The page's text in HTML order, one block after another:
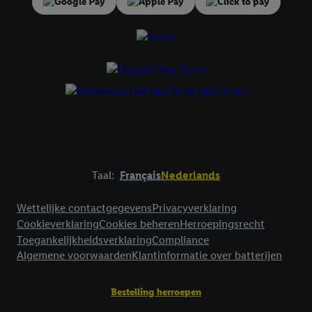
Taal: FrançaisNederlands
Wettelijke contactgegevensPrivacyverklaring
CookieverklaringCookies beherenHerroepingsrecht
ToegankelijkheidsverklaringCompliance
Algemene voorwaardenKlantinformatie over batterijen
Bestelling herroepen